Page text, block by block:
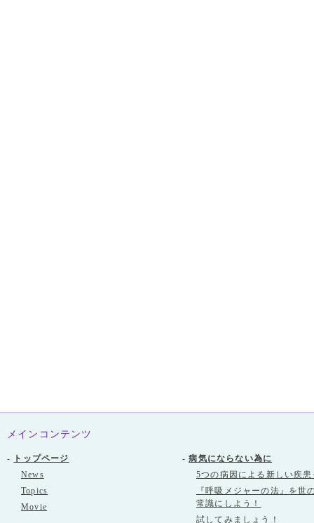
メインコンテンツ
-
トップページ
News
Topics
Movie
-病気にならない為に
5つの病因による新しい疾
『呼吸メジャーの法』を世
常識にしよう！
試してみましょう！